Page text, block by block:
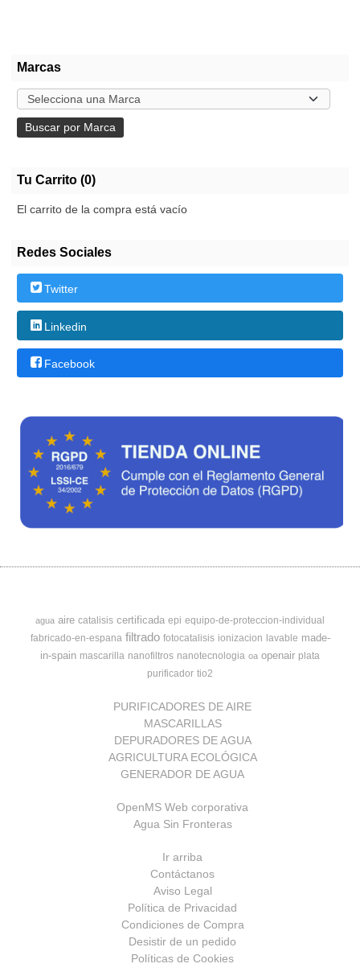
Marcas
Tu Carrito (0)
El carrito de la compra está vacío
Redes Sociales
Twitter
Linkedin
Facebook
agua aire catalisis certificada epi equipo-de-proteccion-individual
fabricado-en-espana filtrado fotocatalisis ionizacion lavable made-
in-spain mascarilla nanofiltros nanotecnologia oa openair plata
purificador tio2
PURIFICADORES DE AIRE
MASCARILLAS
DEPURADORES DE AGUA
AGRICULTURA ECOLÓGICA
GENERADOR DE AGUA
OpenMS Web corporativa
Agua Sin Fronteras
Ir arriba
Contáctanos
Aviso Legal
Política de Privacidad
Condiciones de Compra
Desistir de un pedido
Políticas de Cookies